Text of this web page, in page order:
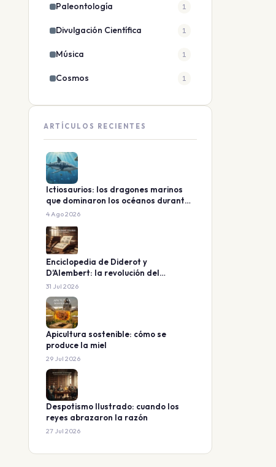
Paleontología 1
Divulgación Científica 1
Música 1
Cosmos 1
ARTÍCULOS RECIENTES
Ictiosaurios: los dragones marinos
que dominaron los océanos durante
160 millones de años
4 Ago 2026
Enciclopedia de Diderot y
D’Alembert: la revolución del
conocimiento
31 Jul 2026
Apicultura sostenible: cómo se
produce la miel
29 Jul 2026
Despotismo Ilustrado: cuando los
reyes abrazaron la razón
27 Jul 2026